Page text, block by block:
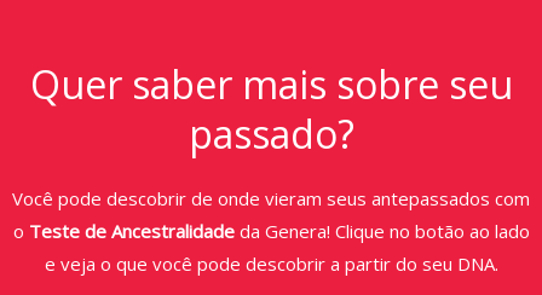
Quer saber mais sobre seu
passado?
Você pode descobrir de onde vieram seus antepassados com
o Teste de Ancestralidadeda Genera! Clique no botão ao lado
e veja o que você pode descobrir a partir do seu DNA.